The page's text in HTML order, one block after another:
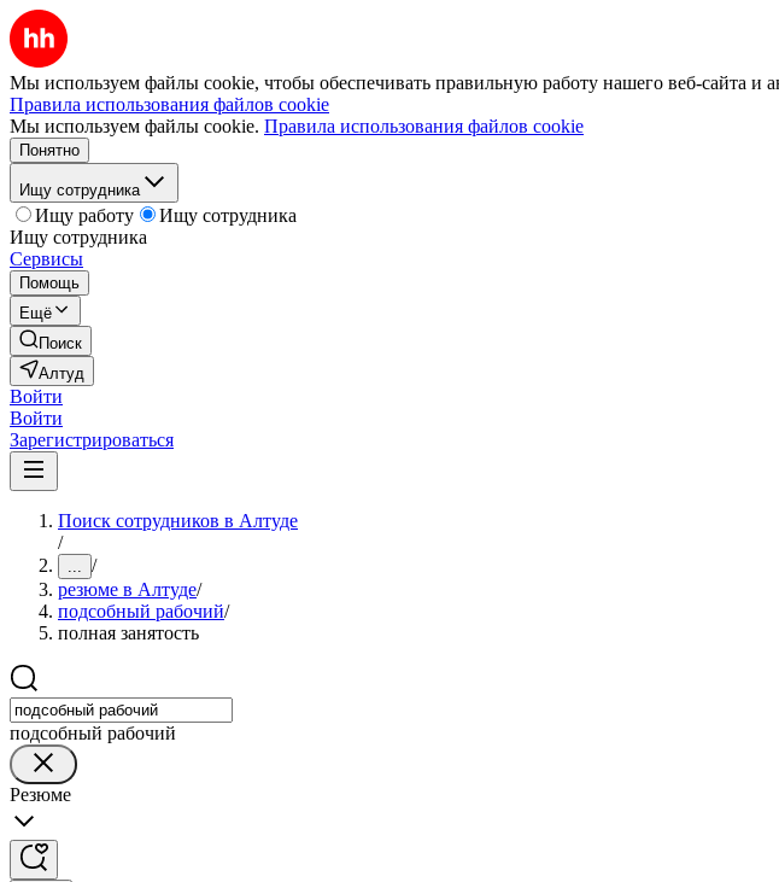
Мы используем файлы cookie, чтобы обеспечивать правильную работу нашего веб-сайта и
Правила использования файлов cookie
Мы используем файлы cookie. Правила использования файлов cookie
Понятно
Ищу сотрудника
Ищу работу
Ищу сотрудника
Ищу сотрудника
Сервисы
Помощь
Ещё
Поиск
Алтуд
Войти
Войти
Зарегистрироваться
Поиск сотрудников в Алтуде
/
... /
резюме в Алтуде/
подсобный рабочий/
полная занятость
подсобный рабочий
Резюме